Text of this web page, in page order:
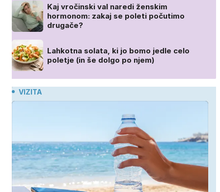
Kaj vročinski val naredi ženskim
hormonom: zakaj se poleti počutimo
drugače?
Lahkotna solata, ki jo bomo jedle celo
poletje (in še dolgo po njem)
VIZITA